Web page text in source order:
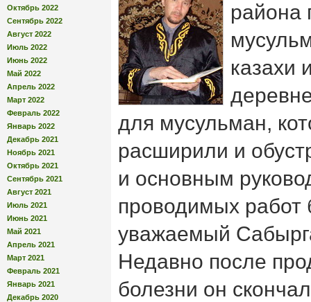
Октябрь 2022
Сентябрь 2022
Август 2022
Июль 2022
Июнь 2022
Май 2022
Апрель 2022
Март 2022
Февраль 2022
Январь 2022
Декабрь 2021
Ноябрь 2021
Октябрь 2021
Сентябрь 2021
Август 2021
Июль 2021
Июнь 2021
Май 2021
Апрель 2021
Март 2021
Февраль 2021
Январь 2021
Декабрь 2020
района
казахи
для мусульман,
расширили и
и основным
проводимых работ
уважаемый
Недавно после
болезни он